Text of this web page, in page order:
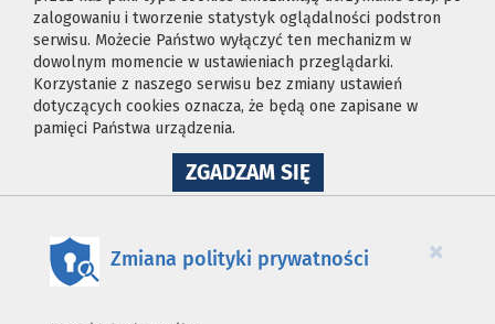
zalogowaniu i tworzenie statystyk oglądalności podstron
serwisu. Możecie Państwo wyłączyć ten mechanizm w
dowolnym momencie w ustawieniach przeglądarki.
Korzystanie z naszego serwisu bez zmiany ustawień
dotyczących cookies oznacza, że będą one zapisane w
pamięci Państwa urządzenia.
ZGADZAM SIĘNA
WYKORZYSTANIE
×
Zmiana polityki prywatności